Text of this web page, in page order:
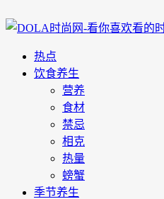
热点
饮食养生
营养
食材
禁忌
相克
热量
螃蟹
季节养生